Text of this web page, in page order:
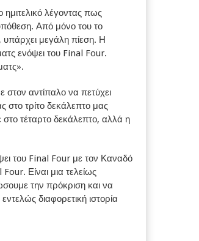
λέγοντας πως
Από μόνο του το
υπάρχει μεγάλη πίεση. Η
ενόψει του Final Four.
αντίπαλο να πετύχει
τρίτο δεκάλεπτο μας
τέταρτο δεκάλεπτο, αλλά η
του Final Four με τον Καναδό
Είναι μια τελείως
την πρόκριση και να
διαφορετική ιστορία